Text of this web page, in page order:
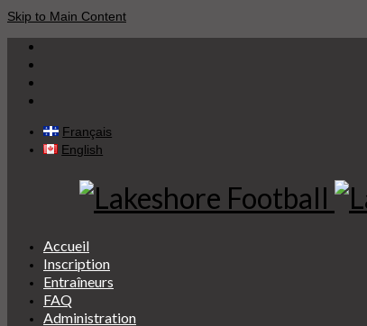
Skip to Main Content
Français
English
Accueil
Inscription
Entraîneurs
FAQ
Administration